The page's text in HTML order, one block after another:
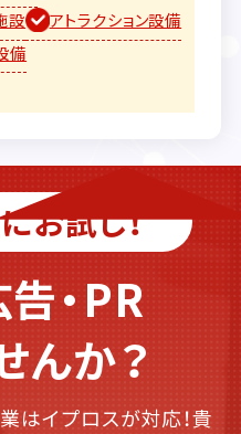
設
アトラクション設備
備
お試し！
・PR
んか？
はイプロスが対応！貴